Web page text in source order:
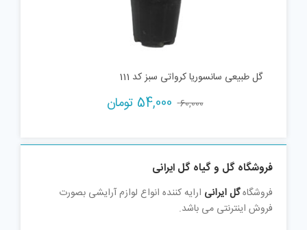
گل طبیعی سانسوریا کرواتی سبز کد 111
60,000
54,000 تومان
فروشگاه گل و گیاه گل ایرانی
فروشگاهگل ایرانی ارایه کننده انواع لوازم آرایشی بصورت
فروش اینترنتی می باشد.